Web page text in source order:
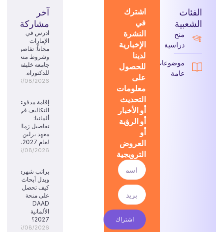
الفئات
الشعبية
منح
دراسية
موضوعات
عامة
اشترك
النشرة
الإخبارية
للحصول
على
معلومات
التحديث
أو الأخبار
أو الرؤية
العروض
الترويجية
اشتراك
آخر
مشاركة
ادرس في
الإمارات
مجاناً: تفاصيل
وشروط منحة
جامعة خليفة
للدكتوراه.
06/08/2026
إقامة مدفوعة
التكاليف في
ألمانيا:
تفاصيل زمالة
معهد برلين
06/08/2026
براتب شهري
وبدل أبحاث:
كيف تحصل
على منحة
DAAD
الألمانية
2027؟
05/08/2026